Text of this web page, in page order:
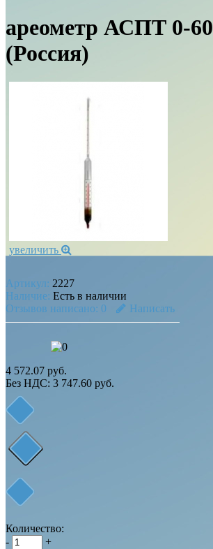
ареометр АСПТ 0-60
(Россия)
увеличить
Артикул: 2227
Наличие: Есть в наличии
Отзывов написано: 0 Написать
4 572.07 руб.
Без НДС: 3 747.60 руб.
Количество:
-
+